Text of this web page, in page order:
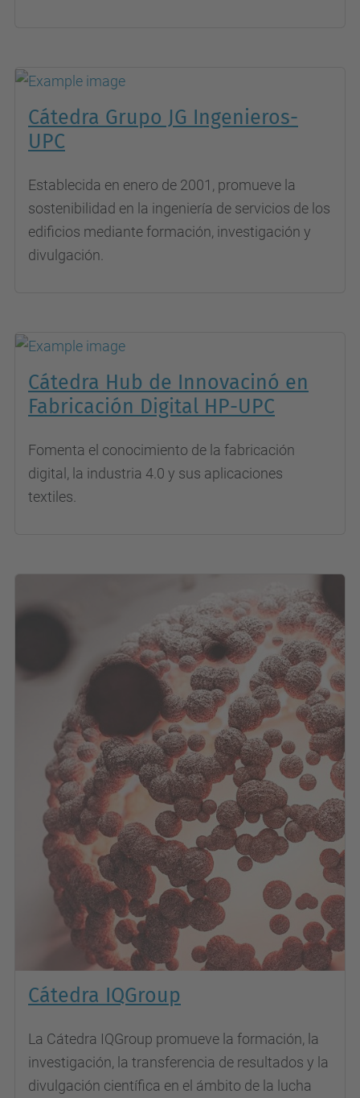
Cátedra Grupo JG Ingenieros-
UPC
Establecida en enero de 2001, promueve la
sostenibilidad en la ingeniería de servicios de los
edificios mediante formación, investigación y
divulgación.
Cátedra Hub de Innovacinó en
Fabricación Digital HP-UPC
Fomenta el conocimiento de la fabricación
digital, la industria 4.0 y sus aplicaciones
textiles.
Cátedra IQGroup
La Cátedra IQGroup promueve la formación, la
investigación, la transferencia de resultados y la
divulgación científica en el ámbito de la lucha